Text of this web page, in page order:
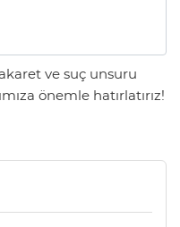
ve suç unsuru
önemle hatırlatırız!